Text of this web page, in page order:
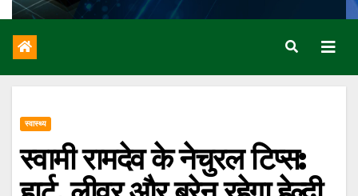
स्वास्थ्य
स्वामी रामदेव के नेचुरल टिप्स: